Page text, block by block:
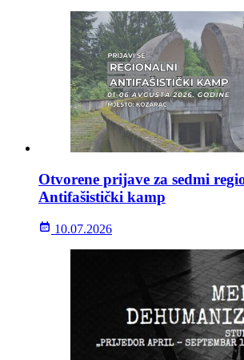
Otvorene prijave za sedmi
Antifašistički kamp
10.07.2026